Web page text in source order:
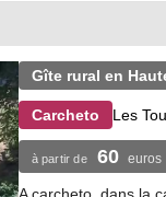
Gîte rural en
Carcheto Les
à partir de 60 euros